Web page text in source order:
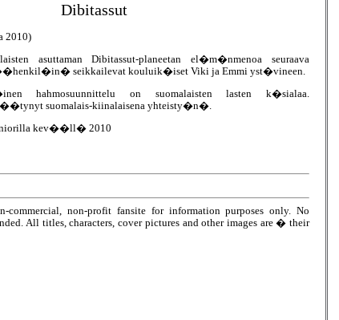
Dibitassut
2010)
asuttaman Dibitassut-planeetan el�m�nmenoa seuraava
seikkailevat kouluik�iset Viki ja Emmi yst�vineen.
hahmosuunnittelu on suomalaisten lasten k�sialaa.
suomalais-kiinalaisena yhteisty�n�.
kev��ll� 2010
commercial, non-profit fansite for information purposes only. No
All titles, characters, cover pictures and other images are � their